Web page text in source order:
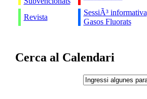
Revista
SessiÃ³ informativa
Gasos Fluorats
Cerca al Calendari